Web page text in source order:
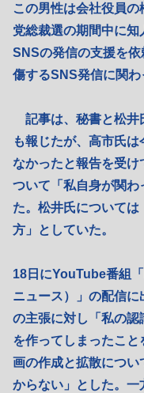
この男性は会社役員
党総裁選の期間中に知
SNSの発信の支援を
傷するSNS発信に関わ
記事は、秘書と松井
も報じたが、高市氏
なかったと報告を受
ついて「私自身が関
た。松井氏について
方」としていた。
18日にYouTube番組
ニュース）」の配信
の主張に対し「私の
を作ってしまったこ
画の作成と拡散につ
からない」とした。一